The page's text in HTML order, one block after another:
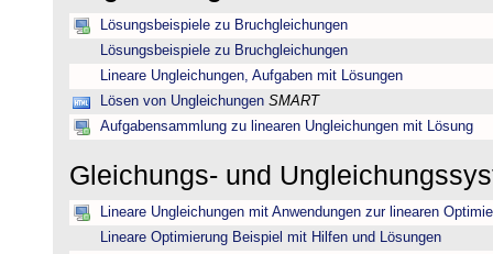
Lösungsbeispiele zu Bruchgleichungen
Lösungsbeispiele zu Bruchgleichungen
Lineare Ungleichungen, Aufgaben mit Lösungen
Lösen von Ungleichungen SMART
Aufgabensammlung zu linearen Ungleichungen mit Lösung
Gleichungs- und
Lineare Ungleichungen mit Anwendungen zur linearen
Lineare Optimierung Beispiel mit Hilfen und Lösungen